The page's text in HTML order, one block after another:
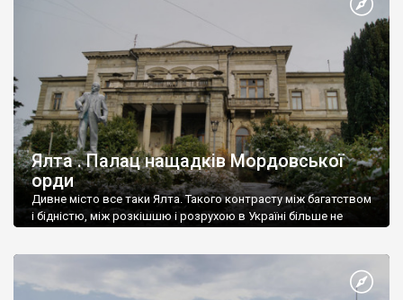
Ялта . Палац нащадків Мордовської
орди
Дивне місто все таки Ялта. Такого контрасту між багатством
і бідністю, між розкішшю і розрухою в Україні більше не